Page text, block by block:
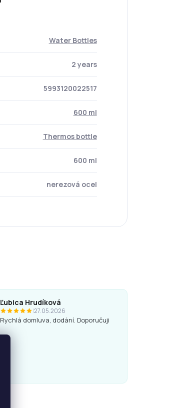
Water Bottles
2 years
5993120022517
600 ml
Thermos bottle
600 ml
nerezová ocel
Ľubica Hrudíková
|27.05.2026
Rychlá domluva, dodání. Doporučuji